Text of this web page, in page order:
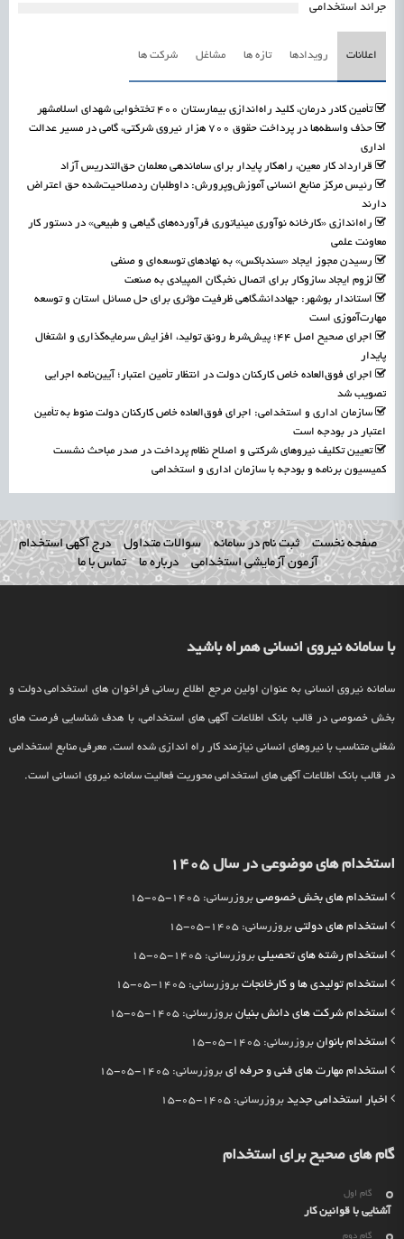
جرائد استخدامی
اعلانات رویدادها تازه ها مشاغل شرکت ها
تأمین کادر درمان، کلید راه‌اندازی بیمارستان ۴۰۰ تختخوابی شهدای اسلامشهر
حذف واسطه‌ها در پرداخت حقوق ۷۰۰ هزار نیروی شرکتی، گامی در مسیر عدالت
اداری
قرارداد کار معین، راهکار پایدار برای ساماندهی معلمان حق‌التدریس آزاد
رئیس مرکز منابع انسانی آموزش‌وپرورش: داوطلبان ردصلاحیت‌شده حق اعتراض
دارند
راه‌اندازی «کارخانه نوآوری مینیاتوری فرآورده‌های گیاهی و طبیعی» در دستور کار
معاونت علمی
رسیدن مجوز ایجاد «سندباکس» به نهادهای توسعه‌ای و صنفی
لزوم ایجاد سازوکار برای اتصال نخبگان المپیادی به صنعت
استاندار بوشهر: جهاددانشگاهی ظرفیت مؤثری برای حل مسائل استان و توسعه
مهارت‌آموزی است
اجرای صحیح اصل ۴۴؛ پیش‌شرط رونق تولید، افزایش سرمایه‌گذاری و اشتغال
پایدار
اجرای فوق‌العاده خاص کارکنان دولت در انتظار تأمین اعتبار؛ آیین‌نامه اجرایی
تصویب شد
سازمان اداری و استخدامی: اجرای فوق‌العاده خاص کارکنان دولت منوط به تأمین
اعتبار در بودجه است
تعیین تکلیف نیروهای شرکتی و اصلاح نظام پرداخت در صدر مباحث نشست
کمیسیون برنامه و بودجه با سازمان اداری و استخدامی
صفحه نخست ثبت نام در سامانه سوالات متداول
درج آگهی استخدام
آزمون آزمایشی استخدامی
درباره ما تماس با ما
با سامانه نیروی انسانی همراه باشید
سامانه نیروی انسانی به عنوان اولین مرجع اطلاع رسانی فراخوان های استخدامی دولت و
بخش خصوصی در قالب بانک اطلاعات آگهی های استخدامی، با هدف شناسایی فرصت های
شغلی متناسب با نیروهای انسانی نیازمند کار راه اندازی شده است. معرفی منابع استخدامی
در قالب بانک اطلاعات آگهی های استخدامی محوریت فعالیت سامانه نیروی انسانی است.
استخدام های موضوعی در سال 1405
استخدام های بخش خصوصی بروزرسانی: 1405-05-15
استخدام های دولتی بروزرسانی: 1405-05-15
استخدام رشته های تحصیلی بروزرسانی: 1405-05-15
استخدام تولیدی ها و کارخانجات بروزرسانی: 1405-05-15
استخدام شرکت های دانش بنیان بروزرسانی: 1405-05-15
استخدام بانوان بروزرسانی: 1405-05-15
استخدام مهارت های فنی و حرفه ای بروزرسانی: 1405-05-15
اخبار استخدامی جدید بروزرسانی: 1405-05-15
گام های صحیح برای استخدام
گام اول
آشنایی با قوانین کار
گام دوم